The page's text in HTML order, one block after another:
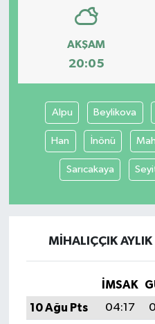
AKŞAM
20:05
Alpu Beylikova
Han İnönü
Sarıcakaya
MIHALIÇÇIK
İMSAK
10 Ağu Pts
04:17